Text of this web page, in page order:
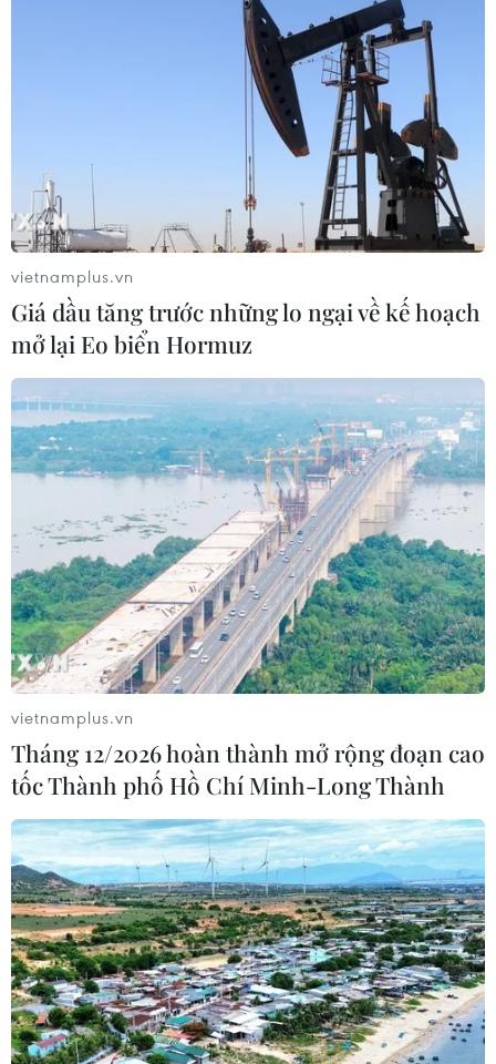
vietnamplus.vn
Giá dầu tăng trước những lo ngại về kế hoạch
mở lại Eo biển Hormuz
vietnamplus.vn
Tháng 12/2026 hoàn thành mở rộng đoạn cao
tốc Thành phố Hồ Chí Minh-Long Thành